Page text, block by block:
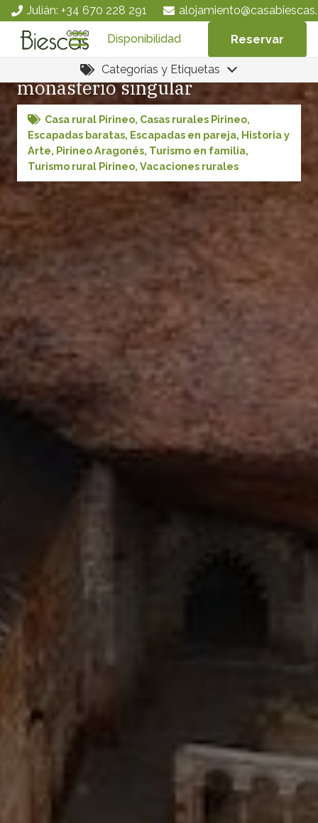
Julián: +34 670 228 291
Disponibilidad Reservar
Categorías y Etiquetas
San Juan de la Peña, un
monasterio singular
Casa rural Pirineo, Casas rurales Pirineo,
Escapadas baratas, Escapadas en pareja, Historia y
Arte, Pirineo Aragonés, Turismo en familia,
Turismo rural Pirineo, Vacaciones rurales